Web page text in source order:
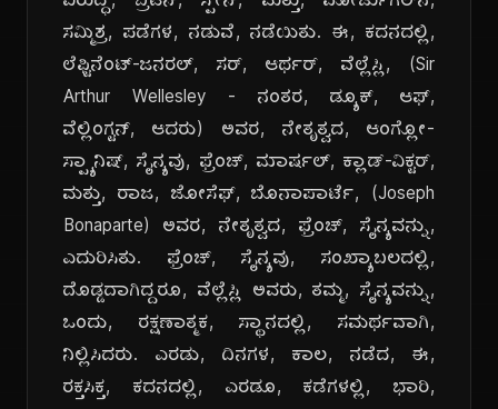
ಸಮ್ಮಿಶ್ರ, ಪಡೆಗಳ, ನಡುವೆ, ನಡೆಯಿತು. ಈ, ಕದನದಲ್ಲಿ,
ಲೆಫ್ಟಿನೆಂಟ್-ಜನರಲ್, ಸರ್, ಆರ್ಥರ್, ವೆಲ್ಲೆಸ್ಲಿ, (Sir
Arthur Wellesley - ನಂತರ, ಡ್ಯೂಕ್, ಆಫ್,
ವೆಲ್ಲಿಂಗ್ಟನ್, ಆದರು) ಅವರ, ನೇತೃತ್ವದ, ಆಂಗ್ಲೋ-
ಸ್ಪ್ಯಾನಿಷ್, ಸೈನ್ಯವು, ಫ್ರೆಂಚ್, ಮಾರ್ಷಲ್, ಕ್ಲಾಡ್-ವಿಕ್ಟರ್,
ಮತ್ತು, ರಾಜ, ಜೋಸೆಫ್, ಬೊನಾಪಾರ್ಟೆ, (Joseph
Bonaparte) ಅವರ, ನೇತೃತ್ವದ, ಫ್ರೆಂಚ್, ಸೈನ್ಯವನ್ನು,
ಎದುರಿಸಿತು. ಫ್ರೆಂಚ್, ಸೈನ್ಯವು, ಸಂಖ್ಯಾಬಲದಲ್ಲಿ,
ದೊಡ್ಡದಾಗಿದ್ದರೂ, ವೆಲ್ಲೆಸ್ಲಿ ಅವರು, ತಮ್ಮ, ಸೈನ್ಯವನ್ನು,
ಒಂದು, ರಕ್ಷಣಾತ್ಮಕ, ಸ್ಥಾನದಲ್ಲಿ, ಸಮರ್ಥವಾಗಿ,
ನಿಲ್ಲಿಸಿದರು. ಎರಡು, ದಿನಗಳ, ಕಾಲ, ನಡೆದ, ಈ,
ರಕ್ತಸಿಕ್ತ, ಕದನದಲ್ಲಿ, ಎರಡೂ, ಕಡೆಗಳಲ್ಲಿ, ಭಾರಿ,